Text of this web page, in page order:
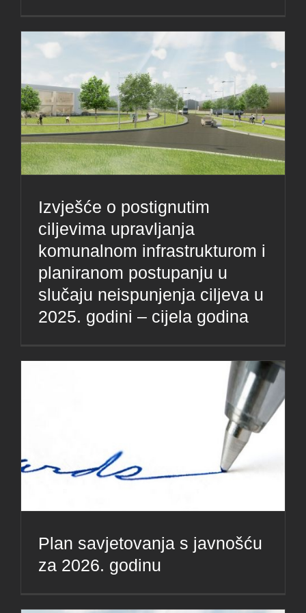
Izvješće o postignutim
ciljevima upravljanja
komunalnom infrastrukturom i
planiranom postupanju u
slučaju neispunjenja ciljeva u
2025. godini – cijela godina
Plan savjetovanja s javnošću
za 2026. godinu